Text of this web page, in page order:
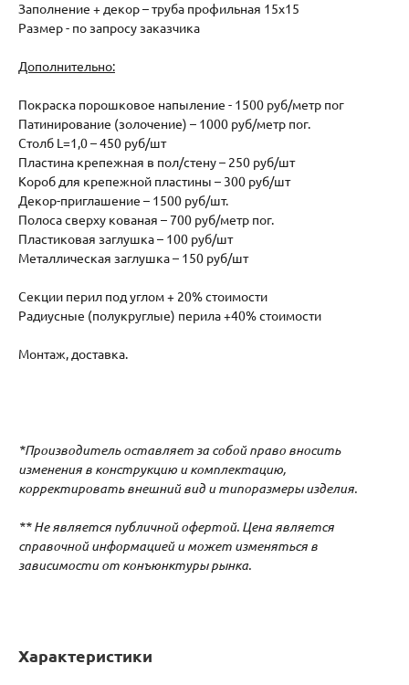
Заполнение + декор – труба профильная 15х15
Размер - по запросу заказчика
Дополнительно:
Покраска порошковое напыление - 1500 руб/метр пог
Патинирование (золочение) – 1000 руб/метр пог.
Столб L=1,0 – 450 руб/шт
Пластина крепежная в пол/стену – 250 руб/шт
Короб для крепежной пластины – 300 руб/шт
Декор-приглашение – 1500 руб/шт.
Полоса сверху кованая – 700 руб/метр пог.
Пластиковая заглушка – 100 руб/шт
Металлическая заглушка – 150 руб/шт
Секции перил под углом + 20% стоимости
Радиусные (полукруглые) перила +40% стоимости
Монтаж, доставка.
*Производитель оставляет за собой право вносить
изменения в конструкцию и комплектацию,
корректировать внешний вид и типоразмеры изделия.
** Не является публичной офертой. Цена является
справочной информацией и может изменяться в
зависимости от конъюнктуры рынка.
Характеристики